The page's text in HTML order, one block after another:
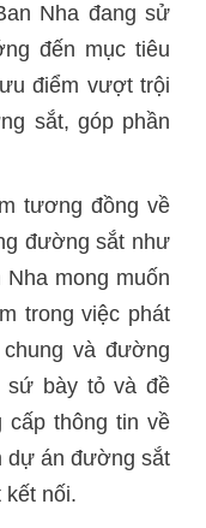
Nha đang sử
đến mục tiêu
điểm vượt trội
sắt, góp phần
tương đồng về
đường sắt như
mong muốn
trong việc phát
và đường
sứ bày tỏ và đề
cấp thông tin về
dự án đường sắt
nối.